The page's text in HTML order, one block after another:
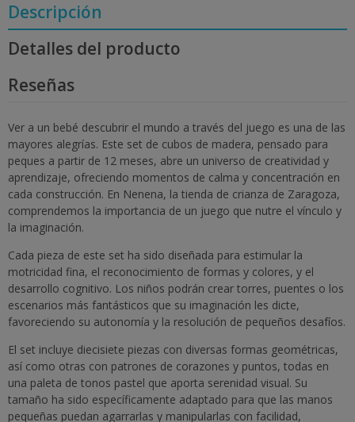
Descripción
Detalles del producto
Reseñas
Ver a un bebé descubrir el mundo a través del juego es una de las
mayores alegrías. Este set de cubos de madera, pensado para
peques a partir de 12 meses, abre un universo de creatividad y
aprendizaje, ofreciendo momentos de calma y concentración en
cada construcción. En Nenena, la tienda de crianza de Zaragoza,
comprendemos la importancia de un juego que nutre el vínculo y
la imaginación.
Cada pieza de este set ha sido diseñada para estimular la
motricidad fina, el reconocimiento de formas y colores, y el
desarrollo cognitivo. Los niños podrán crear torres, puentes o los
escenarios más fantásticos que su imaginación les dicte,
favoreciendo su autonomía y la resolución de pequeños desafíos.
El set incluye diecisiete piezas con diversas formas geométricas,
así como otras con patrones de corazones y puntos, todas en
una paleta de tonos pastel que aporta serenidad visual. Su
tamaño ha sido específicamente adaptado para que las manos
pequeñas puedan agarrarlas y manipularlas con facilidad,